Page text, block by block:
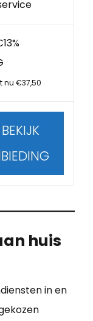
nu €37,50
huis
in en